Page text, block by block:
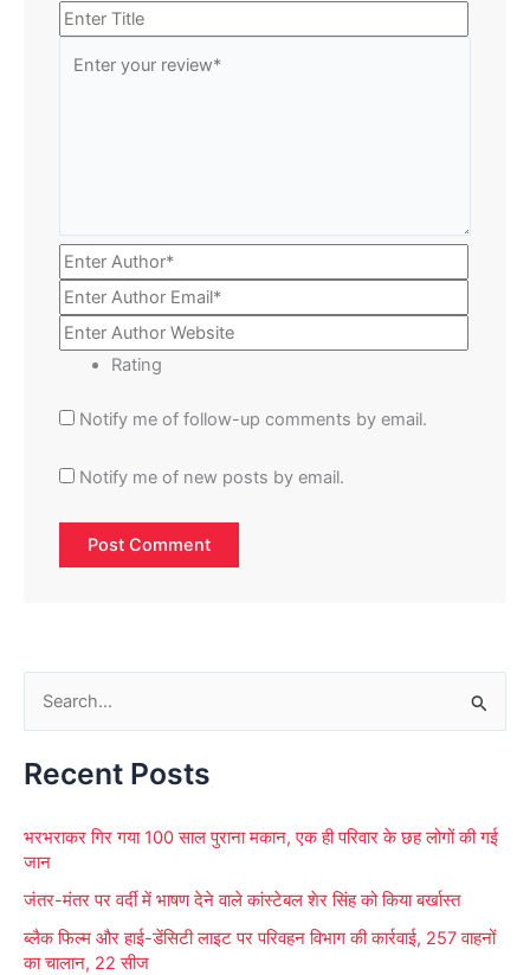
Rating
Notify me of follow-up comments by email.
Notify me of new posts by email.
a
c
f
o
Recent Posts
भरभराकर गिर गया 100 साल पुराना मकान, एक ही परिवार के छह लोगों की गई
जान
जंतर-मंतर पर वर्दी में भाषण देने वाले कांस्टेबल शेर सिंह को किया बर्खास्त
ब्लैक फिल्म और हाई-डेंसिटी लाइट पर परिवहन विभाग की कार्रवाई, 257 वाहनों
का चालान, 22 सीज